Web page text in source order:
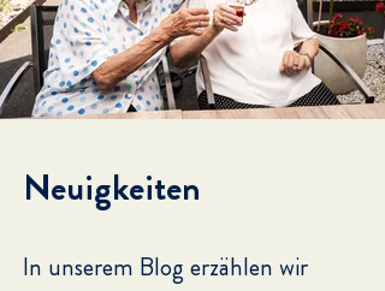
Neuigkeiten
In unserem Blog erzählen wir